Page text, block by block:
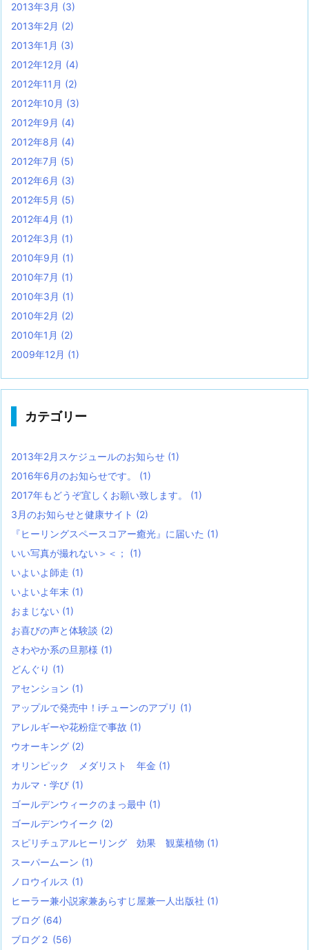
2013年3月 (3)
2013年2月 (2)
2013年1月 (3)
2012年12月 (4)
2012年11月 (2)
2012年10月 (3)
2012年9月 (4)
2012年8月 (4)
2012年7月 (5)
2012年6月 (3)
2012年5月 (5)
2012年4月 (1)
2012年3月 (1)
2010年9月 (1)
2010年7月 (1)
2010年3月 (1)
2010年2月 (2)
2010年1月 (2)
2009年12月 (1)
カテゴリー
2013年2月スケジュールのお知らせ (1)
2016年6月のお知らせです。 (1)
2017年もどうぞ宜しくお願い致します。 (1)
3月のお知らせと健康サイト (2)
『ヒーリングスペースコアー癒光』に届いた (1)
いい写真が撮れない＞＜； (1)
いよいよ師走 (1)
いよいよ年末 (1)
おまじない (1)
お喜びの声と体験談 (2)
さわやか系の旦那様 (1)
どんぐり (1)
アセンション (1)
アップルで発売中！iチューンのアプリ (1)
アレルギーや花粉症で事故 (1)
ウオーキング (2)
オリンピック メダリスト 年金 (1)
カルマ・学び (1)
ゴールデンウィークのまっ最中 (1)
ゴールデンウイーク (2)
スピリチュアルヒーリング 効果 観葉植物 (1)
スーパームーン (1)
ノロウイルス (1)
ヒーラー兼小説家兼あらすじ屋兼一人出版社 (1)
ブログ (64)
ブログ２ (56)